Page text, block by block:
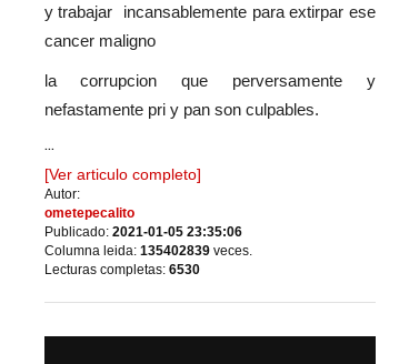
y trabajar incansablemente para extirpar ese
cancer maligno
la corrupcion que perversamente y
nefastamente pri y pan son culpables.
...
[Ver articulo completo]
Autor:
ometepecalito
Publicado: 2021-01-05 23:35:06
Columna leida: 135402839veces.
Lecturas completas: 6530